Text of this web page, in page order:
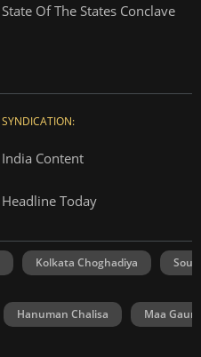
State Of The States Conclave
SYNDICATION:
India Content
Headline Today
Kolkata Choghadiya
Hanuman Chalisa Maa Gauri